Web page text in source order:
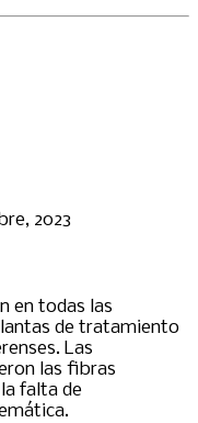
2023
en todas las
de tratamiento
Las
las fibras
falta de